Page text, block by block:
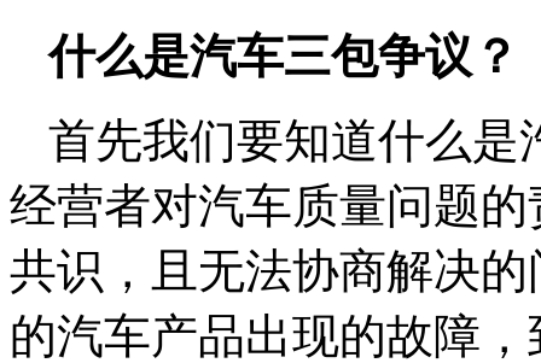
什么是汽车三包争议？
首先我们要知道什么是
经营者对汽车质量问题
共识，且无法协商解决
的汽车产品出现的故障